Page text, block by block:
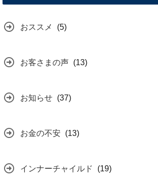
おススメ (5)
お客さまの声 (13)
お知らせ (37)
お金の不安 (13)
インナーチャイルド (19)